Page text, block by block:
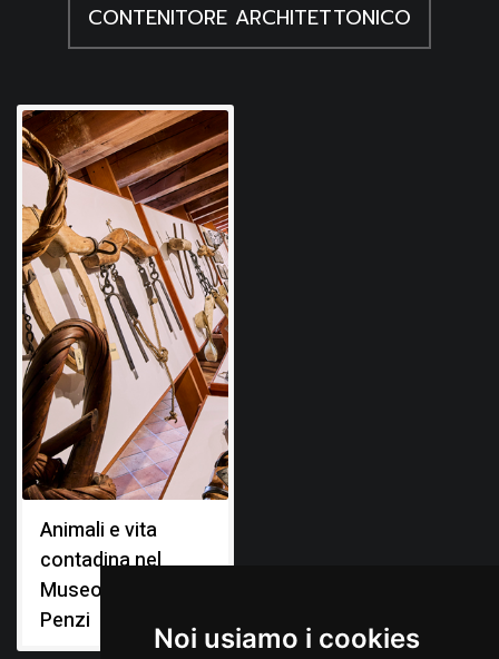
Noi usiamo i cookies
CONTENITORE ARCHITETTONICO
Animali e vita
contadina nel
Museo Diogene
Penzi